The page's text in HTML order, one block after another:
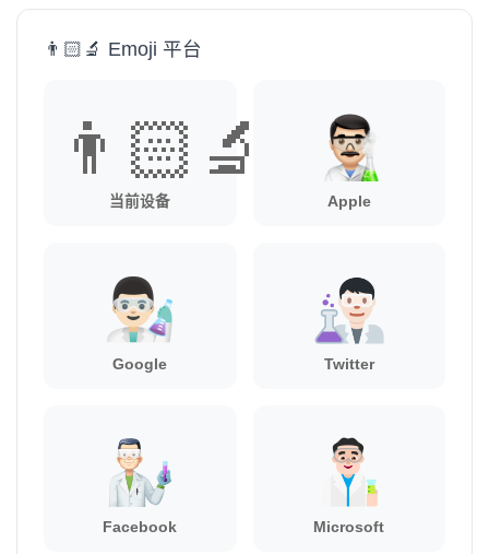
👨🏻‍🔬 Emoji 平台
👨🏻‍🔬
当前设备 Apple
Google Twitter
Facebook Microsoft